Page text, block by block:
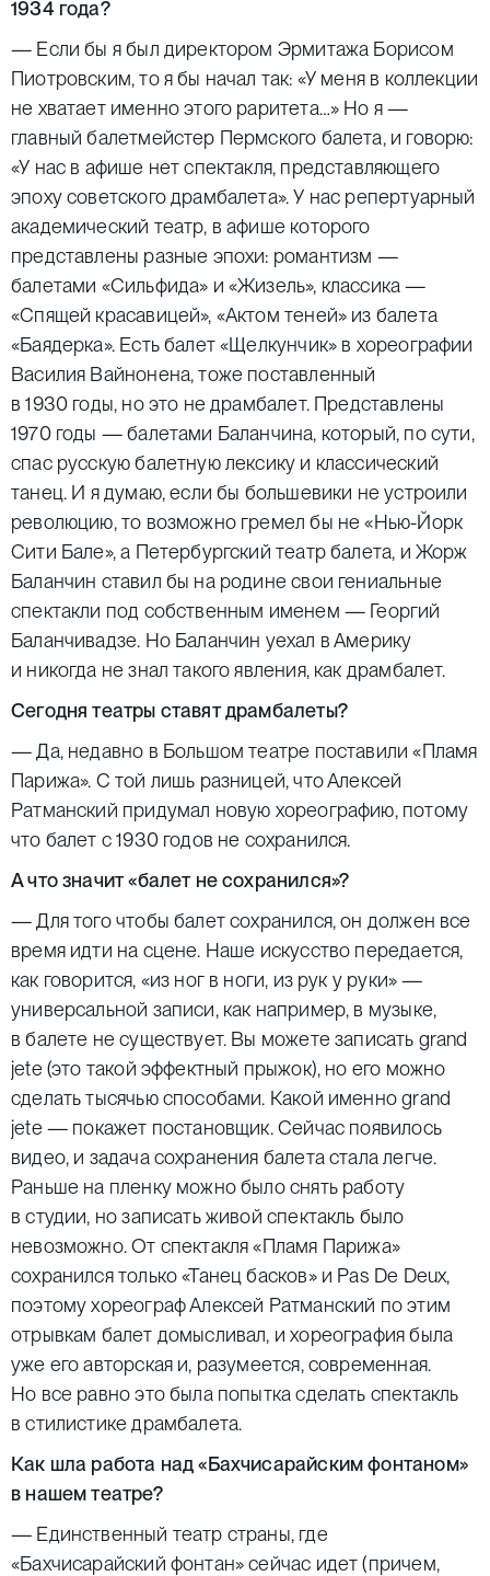
1934 года?
— Если бы я был директором Эрмитажа Борисом
Пиотровским, то я бы начал так: «У меня в коллекции
не хватает именно этого раритета…» Но я —
главный балетмейстер Пермского балета, и говорю:
«У нас в афише нет спектакля, представляющего
эпоху советского драмбалета». У нас репертуарный
академический театр, в афише которого
представлены разные эпохи: романтизм —
балетами «Сильфида» и «Жизель», классика —
«Спящей красавицей», «Актом теней» из балета
«Баядерка». Есть балет «Щелкунчик» в хореографии
Василия Вайнонена, тоже поставленный
в 1930 годы, но это не драмбалет. Представлены
1970 годы — балетами Баланчина, который, по сути,
спас русскую балетную лексику и классический
танец. И я думаю, если бы большевики не устроили
революцию, то возможно гремел бы не «Нью-Йорк
Сити Бале», а Петербургский театр балета, и Жорж
Баланчин ставил бы на родине свои гениальные
спектакли под собственным именем — Георгий
Баланчивадзе. Но Баланчин уехал в Америку
и никогда не знал такого явления, как драмбалет.
Сегодня театры ставят драмбалеты?
— Да, недавно в Большом театре поставили «Пламя
Парижа». С той лишь разницей, что Алексей
Ратманский придумал новую хореографию, потому
что балет с 1930 годов не сохранился.
А что значит «балет не сохранился»?
— Для того чтобы балет сохранился, он должен все
время идти на сцене. Наше искусство передается,
как говорится, «из ног в ноги, из рук у руки» —
универсальной записи, как например, в музыке,
в балете не существует. Вы можете записать grand
jetе (это такой эффектный прыжок), но его можно
сделать тысячью способами. Какой именно grand
jetе — покажет постановщик. Сейчас появилось
видео, и задача сохранения балета стала легче.
Раньше на пленку можно было снять работу
в студии, но записать живой спектакль было
невозможно. От спектакля «Пламя Парижа»
сохранился только «Танец басков» и Pas De Deux,
поэтому хореограф Алексей Ратманский по этим
отрывкам балет домысливал, и хореография была
уже его авторская и, разумеется, современная.
Но все равно это была попытка сделать спектакль
в стилистике драмбалета.
Как шла работа над «Бахчисарайским фонтаном»
в нашем театре?
— Единственный театр страны, где
«Бахчисарайский фонтан» сейчас идет (причем,